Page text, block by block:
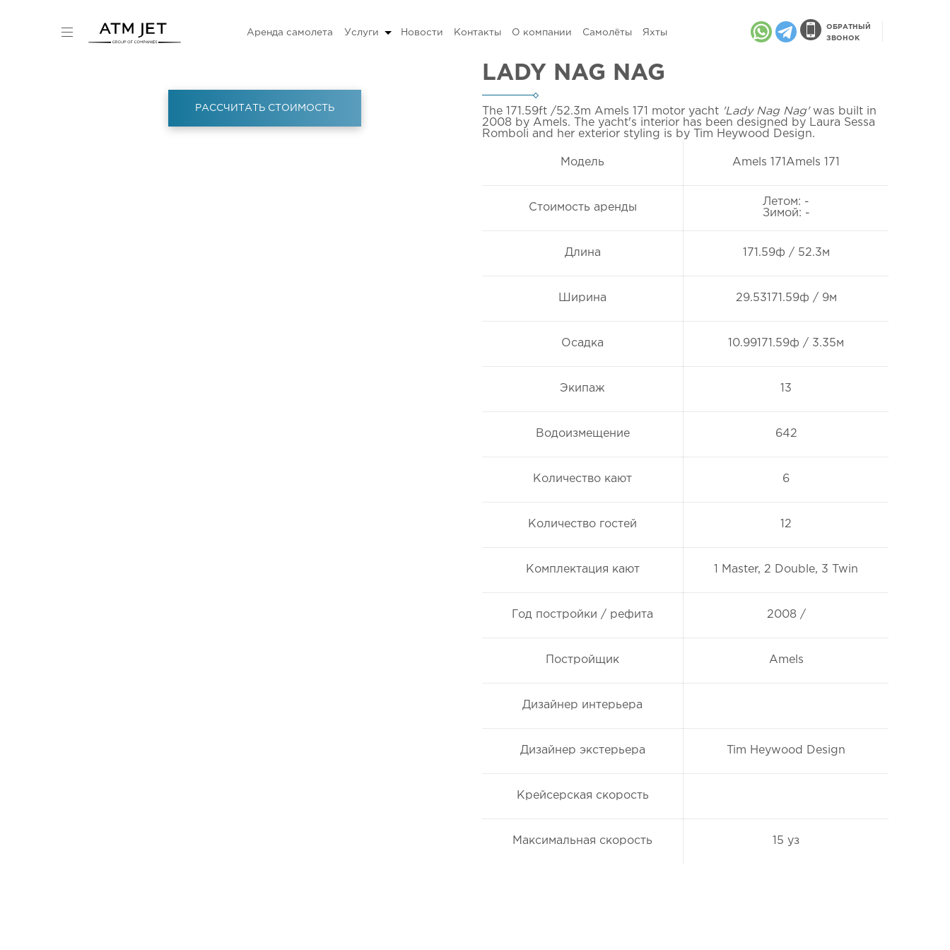
Аренда самолета Услуги Новости Контакты О компании Самолёты Яхты
ОБРАТНЫЙ
ЗВОНОК
РАССЧИТАТЬ СТОИМОСТЬ
LADY NAG NAG
The 171.59ft /52.3m Amels 171 motor yacht 'Lady Nag Nag'was built in
2008 by Amels. The yacht's interior has been designed by Laura Sessa
Romboli and her exterior styling is by Tim Heywood Design.
Модель Amels 171Amels 171
Стоимость аренды
Летом: -
Зимой: -
Длина 171.59ф / 52.3м
Ширина 29.53171.59ф / 9м
Осадка 10.99171.59ф / 3.35м
Экипаж 13
Водоизмещение 642
Количество кают 6
Количество гостей 12
Комплектация кают 1 Master, 2 Double, 3 Twin
Год постройки / рефита 2008 /
Постройщик Amels
Дизайнер интерьера
Дизайнер экстерьера Tim Heywood Design
Крейсерская скорость
Максимальная скорость 15 уз